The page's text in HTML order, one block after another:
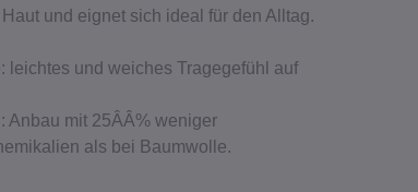
und eignet sich ideal für den Alltag.
leichtes und weiches Tragegefühl auf
Anbau mit 25ÂÂ% weniger
als bei Baumwolle.